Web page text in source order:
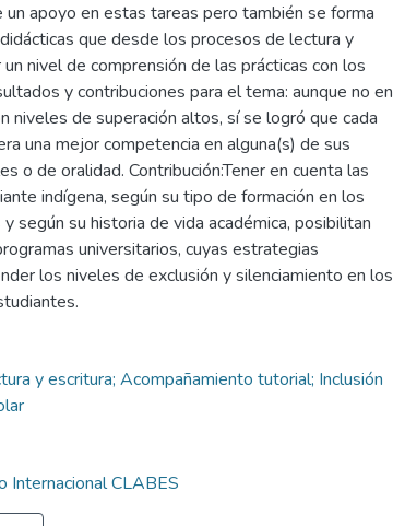
un apoyo en estas tareas pero también se forma
que desde los procesos de lectura y
nivel de comprensión de las prácticas con los
y contribuciones para el tema: aunque no en
niveles de superación altos, sí se logró que cada
una mejor competencia en alguna(s) de sus
o de oralidad. Contribución:Tener en cuenta las
indígena, según su tipo de formación en los
según su historia de vida académica, posibilitan
universitarios, cuyas estrategias
los niveles de exclusión y silenciamiento en los
y escritura; Acompañamiento tutorial; Inclusión
Internacional CLABES